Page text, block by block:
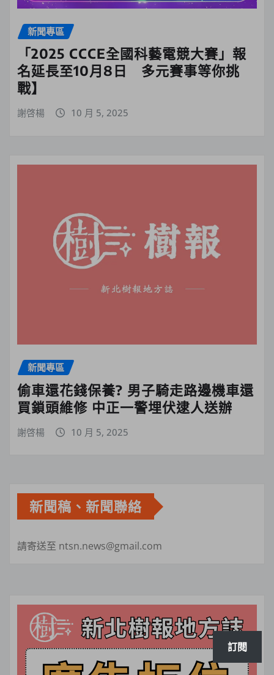
新聞專區
「2025 CCCE全國科藝電競大賽」報
名延長至10月8日 多元賽事等你挑
戰】
謝啓楊 10 月 5, 2025
新聞專區
偷車還花錢保養? 男子騎走路邊機車還
買鎖頭維修 中正一警埋伏逮人送辦
謝啓楊 10 月 5, 2025
新聞稿、新聞聯絡
請寄送至 ntsn.news@gmail.com
訂閱